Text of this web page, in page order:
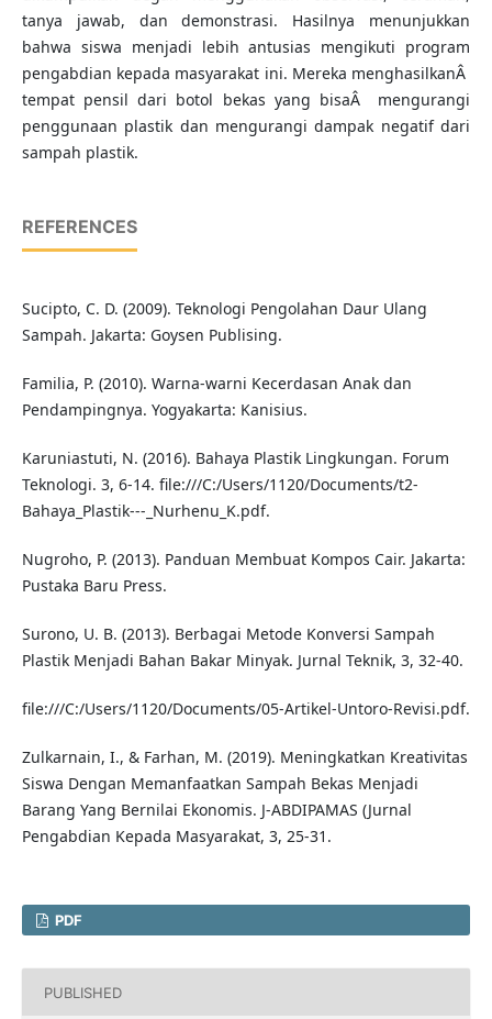
tanya jawab, dan demonstrasi. Hasilnya menunjukkan
bahwa siswa menjadi lebih antusias mengikuti program
pengabdian kepada masyarakat ini. Mereka menghasilkanÂ
tempat pensil dari botol bekas yang bisaÂ mengurangi
penggunaan plastik dan mengurangi dampak negatif dari
sampah plastik.
REFERENCES
Sucipto, C. D. (2009). Teknologi Pengolahan Daur Ulang
Sampah. Jakarta: Goysen Publising.
Familia, P. (2010). Warna-warni Kecerdasan Anak dan
Pendampingnya. Yogyakarta: Kanisius.
Karuniastuti, N. (2016). Bahaya Plastik Lingkungan. Forum
Teknologi. 3, 6-14. file:///C:/Users/1120/Documents/t2-
Bahaya_Plastik---_Nurhenu_K.pdf.
Nugroho, P. (2013). Panduan Membuat Kompos Cair. Jakarta:
Pustaka Baru Press.
Surono, U. B. (2013). Berbagai Metode Konversi Sampah
Plastik Menjadi Bahan Bakar Minyak. Jurnal Teknik, 3, 32-40.
file:///C:/Users/1120/Documents/05-Artikel-Untoro-Revisi.pdf.
Zulkarnain, I., & Farhan, M. (2019). Meningkatkan Kreativitas
Siswa Dengan Memanfaatkan Sampah Bekas Menjadi
Barang Yang Bernilai Ekonomis. J-ABDIPAMAS (Jurnal
Pengabdian Kepada Masyarakat, 3, 25-31.
PDF
PUBLISHED